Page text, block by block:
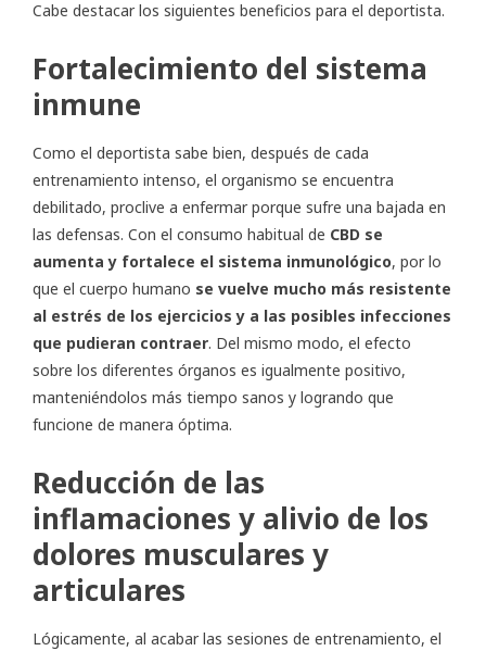
Cabe destacar los siguientes beneficios para el deportista.
Fortalecimiento del sistema
inmune
Como el deportista sabe bien, después de cada
entrenamiento intenso, el organismo se encuentra
debilitado, proclive a enfermar porque sufre una bajada en
las defensas. Con el consumo habitual de CBD se
aumenta y fortalece el sistema inmunológico, por lo
que el cuerpo humano se vuelve mucho más resistente
al estrés de los ejercicios y a las posibles infecciones
que pudieran contraer. Del mismo modo, el efecto
sobre los diferentes órganos es igualmente positivo,
manteniéndolos más tiempo sanos y logrando que
funcione de manera óptima.
Reducción de las
inflamaciones y alivio de los
dolores musculares y
articulares
Lógicamente, al acabar las sesiones de entrenamiento, el